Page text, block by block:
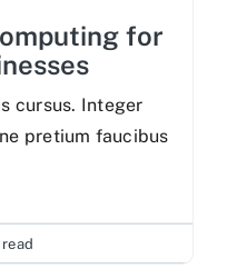
for
cursus. Integer
pretium faucibus